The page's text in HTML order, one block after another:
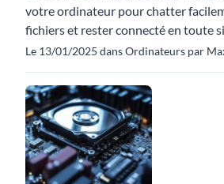
votre ordinateur pour chatter
fichiers et rester connecté en toute
Le 13/01/2025 dans Ordinateurs par